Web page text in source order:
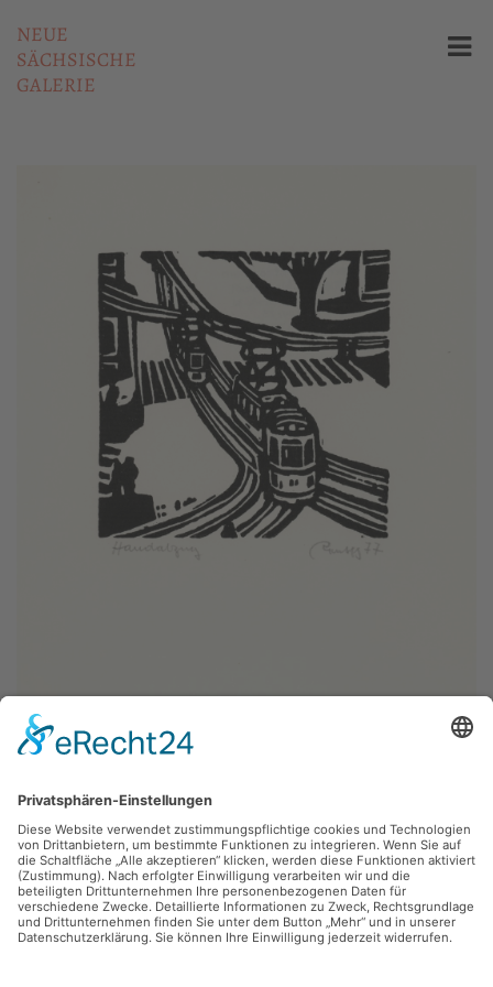
NEUE
SÄCHSISCHE
GALERIE
Lothar Rentsch,Neujahrsgrafik 1977
1977, Linolschnitt, 9.4 x 9.3 cm, Inv.: B-03194-a
zurück